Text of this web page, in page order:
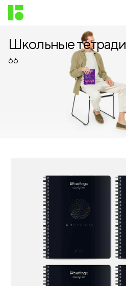
Школьные тетради
66